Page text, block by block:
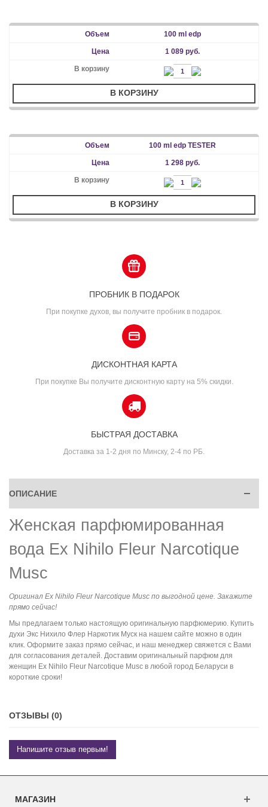
100 ml edp
1 089 руб.
В КОРЗИНУ
100 ml edp TESTER
1 298 руб.
В КОРЗИНУ
ПРОБНИК В ПОДАРОК
При покупке духов, вы получите пробник в подарок.
ДИСКОНТНАЯ КАРТА
При покупке Вы получите дисконтную карту на 5% скидки.
БЫСТРАЯ ДОСТАВКА
Доставка за 1-2 дня по Минску, 2-4 по РБ.
ОПИСАНИЕ
Женская парфюмированная
вода Ex Nihilo Fleur Narcotique
Musc
Оригинал Ex Nihilo Fleur Narcotique Musc по выгодной цене. Закажите
прямо сейчас!
Мы предлагаем только настоящую оригинальную парфюмерию. Купить
духи Экс Нихило Флер Наркотик Муск на нашем сайте можно в один
клик. Оформите заказ прямо сейчас, и наш менеджер свяжется с Вами
для согласования деталей. Доставим оригинальный парфюм для
женщин Ex Nihilo Fleur Narcotique Musc в любой город Беларуси в
короткие сроки!
ОТЗЫВЫ (0)
Напишите отзыв первым!
МАГАЗИН